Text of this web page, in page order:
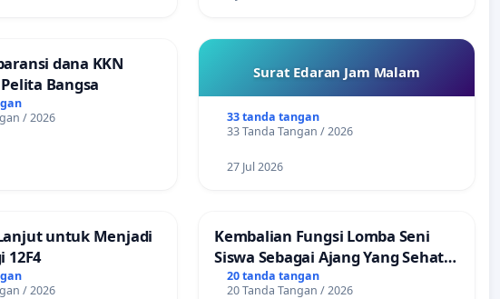
dana KKN
Bangsa
/ 2026
Surat Edaran Jam Malam
33 tanda tangan
33 Tanda Tangan / 2026
27 Jul 2026
untuk Menjadi
12F4
/ 2026
Kembalian Fungsi Lomba Seni
Siswa Sebagai Ajang Yang Sehat
Tanpa Tindakan Provokatif
20 tanda tangan
20 Tanda Tangan / 2026